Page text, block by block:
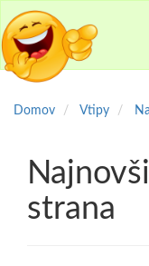
Domov Vtipy
strana